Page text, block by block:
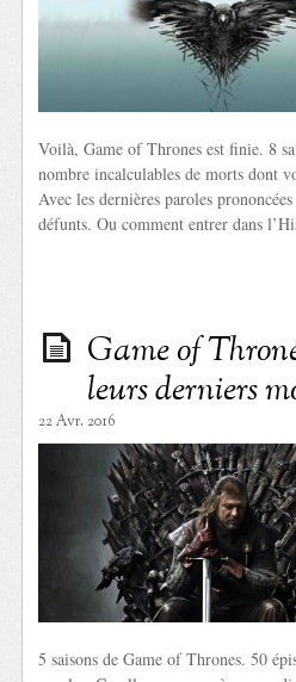
Voilà, Game of Thrones est finie. 8
nombre incalculables de morts dont
Avec les dernières paroles
défunts. Ou comment entrer dans
Game of
leurs derniers
22 Avr. 2016
5 saisons de Game of Thrones. 50